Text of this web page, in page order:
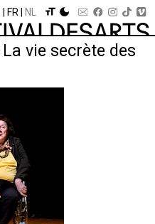
FR NL
vie secrète des